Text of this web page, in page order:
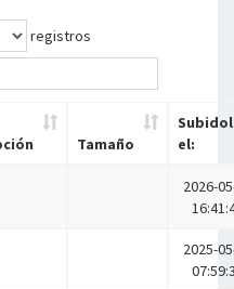
registros
Tamaño
Subidol
el:
2026-
2025-